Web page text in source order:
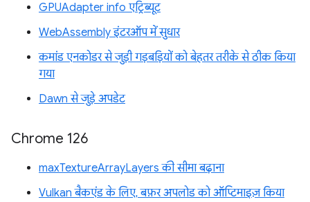
GPUAdapter info एट्रिब्यूट
WebAssembly इंटरऑप में सुधार
कमांड एनकोडर से जुड़ी गड़बड़ियों को बेहतर तरीके से ठीक किया
गया
Dawn से जुड़े अपडेट
Chrome 126
maxTextureArrayLayers की सीमा बढ़ाना
Vulkan बैकएंड के लिए, बफ़र अपलोड को ऑप्टिमाइज़ किया